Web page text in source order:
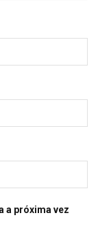
a próxima vez